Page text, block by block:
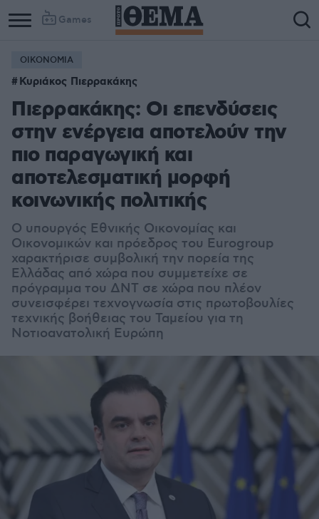
Games
ΟΙΚΟΝΟΜΙΑ
Κυριάκος Πιερρακάκης
Πιερρακάκης: Οι επενδύσεις
στην ενέργεια αποτελούν την
πιο παραγωγική και
αποτελεσματική μορφή
κοινωνικής πολιτικής
Ο υπουργός Εθνικής Οικονομίας και
Οικονομικών και πρόεδρος του Eurogroup
χαρακτήρισε συμβολική την πορεία της
Ελλάδας από χώρα που συμμετείχε σε
πρόγραμμα του ΔΝΤ σε χώρα που πλέον
συνεισφέρει τεχνογνωσία στις πρωτοβουλίες
τεχνικής βοήθειας του Ταμείου για τη
Νοτιοανατολική Ευρώπη